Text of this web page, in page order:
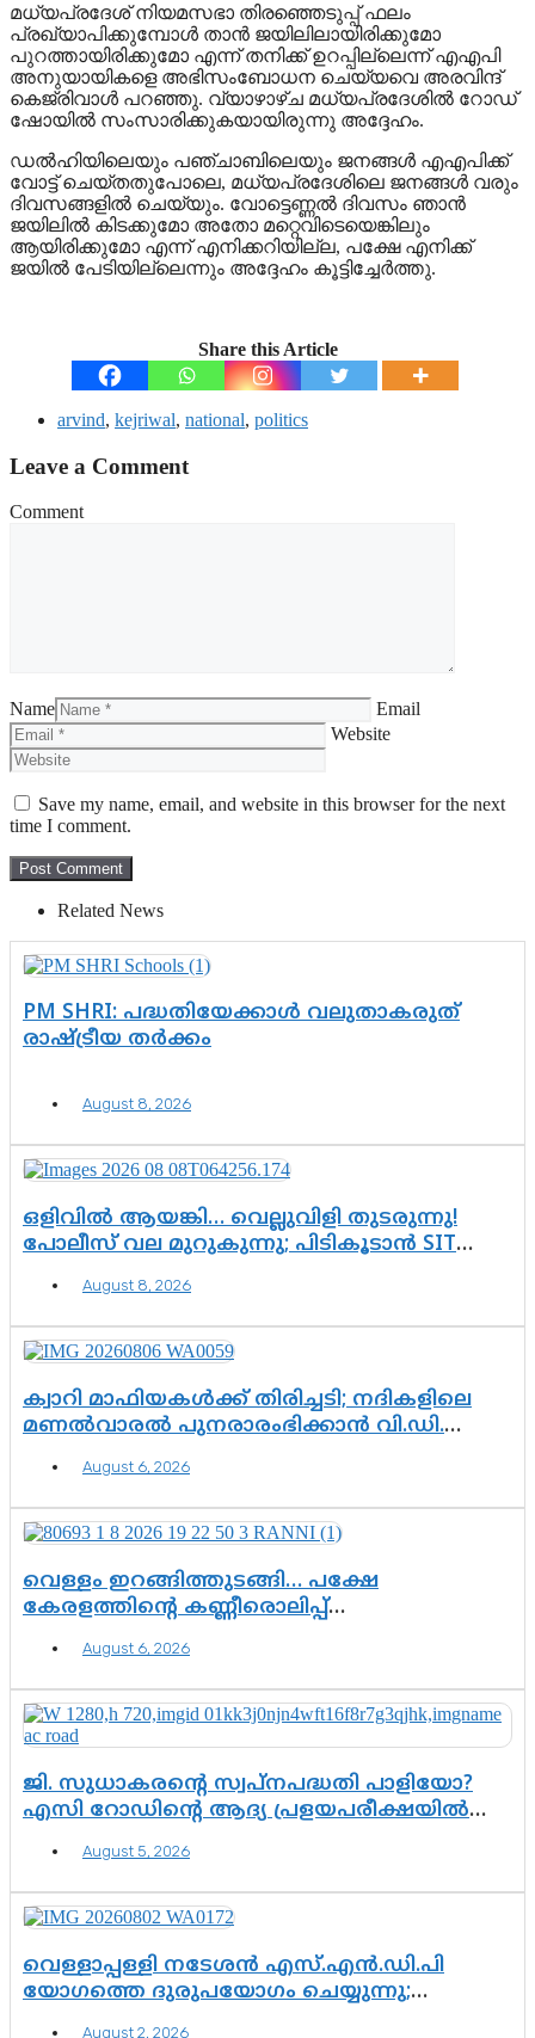
മധ്യപ്രദേശ് നിയമസഭാ തിരഞ്ഞെടുപ്പ് ഫലം
പ്രഖ്യാപിക്കുമ്പോള്‍ താന്‍ ജയിലിലായിരിക്കുമോ
പുറത്തായിരിക്കുമോ എന്ന് തനിക്ക് ഉറപ്പില്ലെന്ന് എഎപി
അനുയായികളെ അഭിസംബോധന ചെയ്യവെ അരവിന്ദ്
കെജ്രിവാള്‍ പറഞ്ഞു. വ്യാഴാഴ്ച മധ്യപ്രദേശില്‍ റോഡ്
ഷോയില്‍ സംസാരിക്കുകയായിരുന്നു അദ്ദേഹം.
ഡല്‍ഹിയിലെയും പഞ്ചാബിലെയും ജനങ്ങള്‍ എഎപിക്ക്
വോട്ട് ചെയ്തതുപോലെ, മധ്യപ്രദേശിലെ ജനങ്ങള്‍ വരും
ദിവസങ്ങളില്‍ ചെയ്യും. വോട്ടെണ്ണല്‍ ദിവസം ഞാന്‍
ജയിലില്‍ കിടക്കുമോ അതോ മറ്റെവിടെയെങ്കിലും
ആയിരിക്കുമോ എന്ന് എനിക്കറിയില്ല, പക്ഷേ എനിക്ക്
ജയില്‍ പേടിയില്ലെന്നും അദ്ദേഹം കൂട്ടിച്ചേര്‍ത്തു.
Share this Article
arvind, kejriwal, national, politics
Leave a Comment
Comment
Name
Email
Website
Save my name, email, and website in this browser for the next
time I comment.
Related News
PM SHRI: പദ്ധതിയേക്കാൾ വലുതാകരുത്
രാഷ്ട്രീയ തർക്കം
August 8, 2026
ഒളിവിൽ ആയങ്കി… വെല്ലുവിളി തുടരുന്നു!
പോലീസ് വല മുറുകുന്നു; പിടികൂടാൻ SIT
എന്നത് മാത്രം അല്ല—ആയങ്കി
കസ്റ്റഡിയിലായാൽ പുറത്തുവരുക
എന്തൊക്കെ വിവരങ്ങൾ?”
August 8, 2026
ക്വാറി മാഫിയകൾക്ക് തിരിച്ചടി; നദികളിലെ
മണൽവാരൽ പുനരാരംഭിക്കാൻ വി.ഡി.
August 6, 2026
വെള്ളം ഇറങ്ങിത്തുടങ്ങി… പക്ഷേ
കേരളത്തിന്റെ കണ്ണീരൊലിപ്പ്
August 6, 2026
ജി. സുധാകരന്റെ സ്വപ്നപദ്ധതി പാളിയോ?
എസി റോഡിന്റെ ആദ്യ പ്രളയപരീക്ഷയിൽ
August 5, 2026
വെള്ളാപ്പള്ളി നടേശൻ എസ്.എൻ.ഡി.പി
യോഗത്തെ ദുരുപയോഗം ചെയ്യുന്നു;
August 2, 2026